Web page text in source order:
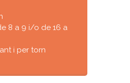
8 a 9 i/o de 16 a
i per torn